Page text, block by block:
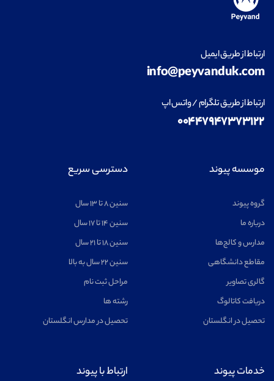
ارتباط از طریق ایمیل
info@peyvanduk.com
ارتباط از طریق تلگرام / واتس اپ
۰۰۴۴۷۹۴۷۳۷۳۱۲۲
موسسه پیوند
گروه پیوند
درباره ما
مدارس و کالج‌ها
مقاطع دانشگاهی
گالری تصاویر
دریافت کاتالوگ
تحصیل در انگلستان
دسترسی سریع
سنین ۸ تا ۱۳ سال
سنین ۱۴ تا ۱۷ سال
سنین ۱۸ تا ۲۱ سال
سنین ۲۲ سال به بالا
مراحل ثبت نام
رشته ها
تحصیل در مدارس انگلستان
خدمات پیوند ارتباط با پیوند